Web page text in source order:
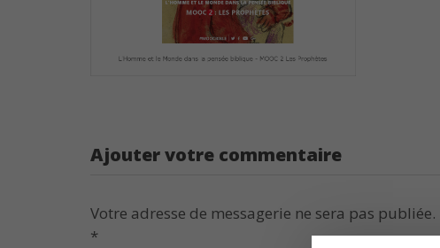
Ajouter votre commentaire
Votre adresse de messagerie ne sera pas publiée.
*